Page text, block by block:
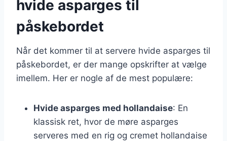
hvide asparges til
påskebordet
Når det kommer til at servere hvide asparges til
påskebordet, er der mange opskrifter at vælge
imellem. Her er nogle af de mest populære:
Hvide asparges med hollandaise: En
klassisk ret, hvor de møre asparges
serveres med en rig og cremet hollandaise